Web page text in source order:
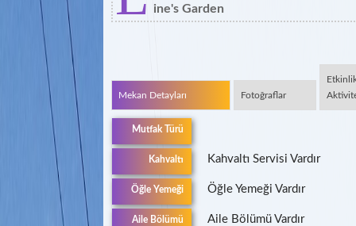
ine's Garden
Mekan Detayları Fotoğraflar
Mutfak Türü
Kahvaltı Kahvaltı Servisi Vardır
Öğle Yemeği Öğle Yemeği Vardır
Aile Bölümü Aile Bölümü Vardır